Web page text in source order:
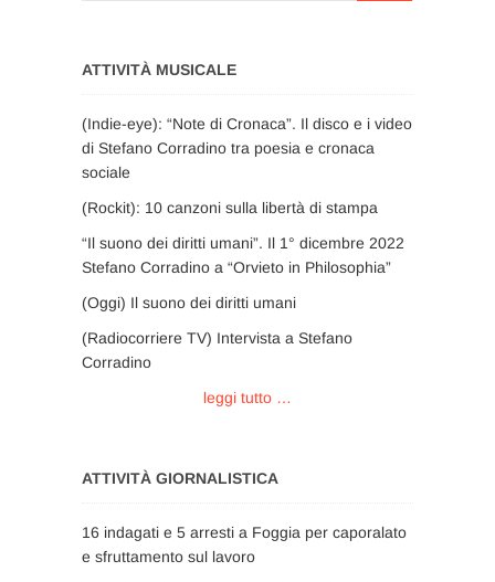
ATTIVITÀ MUSICALE
(Indie-eye): “Note di Cronaca”. Il disco e i video
di Stefano Corradino tra poesia e cronaca
sociale
(Rockit): 10 canzoni sulla libertà di stampa
“Il suono dei diritti umani”. Il 1° dicembre 2022
Stefano Corradino a “Orvieto in Philosophia”
(Oggi) Il suono dei diritti umani
(Radiocorriere TV) Intervista a Stefano
Corradino
leggi tutto …
ATTIVITÀ GIORNALISTICA
16 indagati e 5 arresti a Foggia per caporalato
e sfruttamento sul lavoro